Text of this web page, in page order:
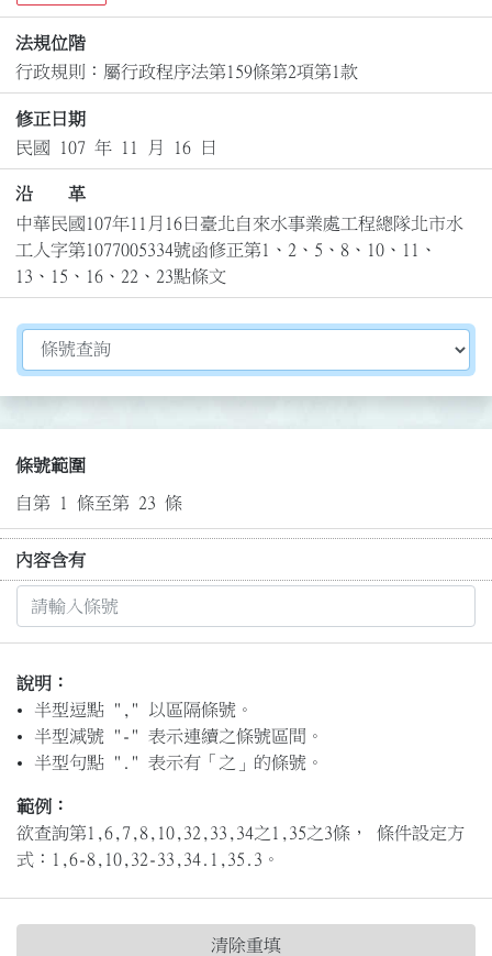
法規位階
行政規則：屬行政程序法第159條第2項第1款
修正日期
民國 107 年 11 月 16 日
沿 革
中華民國107年11月16日臺北自來水事業處工程總隊北市水
工人字第1077005334號函修正第1、2、5、8、10、11、
13、15、16、22、23點條文
切換選擇法規資訊內容
條號範圍
自第 1 條至第 23 條
內容含有
說明：
半型逗點 "," 以區隔條號。
半型減號 "-" 表示連續之條號區間。
半型句點 "." 表示有「之」的條號。
範例：
欲查詢第1,6,7,8,10,32,33,34之1,35之3條， 條件設定方
式：1,6-8,10,32-33,34.1,35.3。
清除重填